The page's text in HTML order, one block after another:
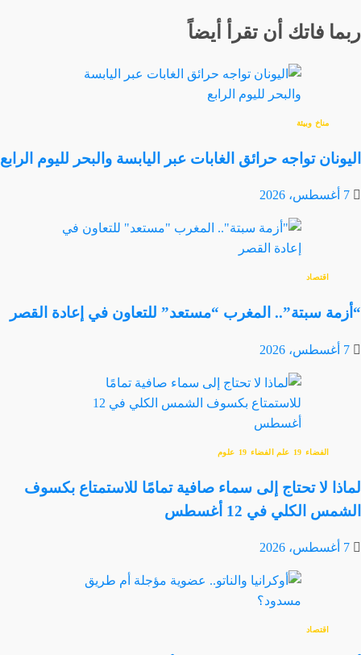
ربما فاتك أن تقرأ أيضاً
مناخ وبيئة
اليونان تواجه حرائق الغابات عبر اليابسة والبحر لليوم الرابع
7 أغسطس، 2026
اقتصاد
“أزمة سبتة”.. المغرب “مستعد” للتعاون في إعادة القصر
7 أغسطس، 2026
الفضاء علم الفضاء علوم
لماذا لا تحتاج إلى سماء صافية تمامًا للاستمتاع بكسوف
الشمس الكلي في 12 أغسطس
7 أغسطس، 2026
اقتصاد